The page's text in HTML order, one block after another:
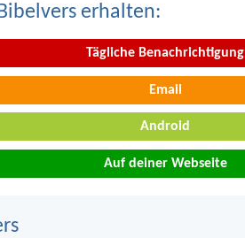
erhalten:
Tägliche Benachrichtigung
Email
Android
Auf deiner Webseite